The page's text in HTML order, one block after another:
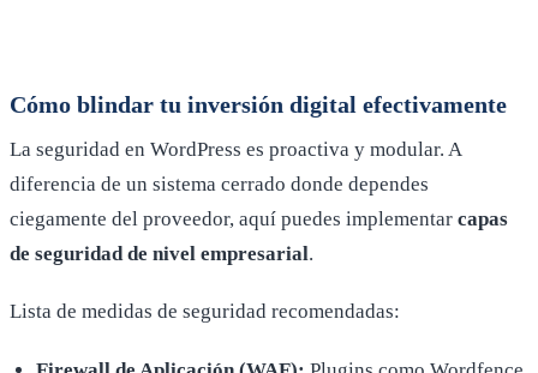
Cómo blindar tu inversión digital efectivamente
La seguridad en WordPress es proactiva y modular. A
diferencia de un sistema cerrado donde dependes
ciegamente del proveedor, aquí puedes implementar capas
de seguridad de nivel empresarial.
Lista de medidas de seguridad recomendadas: